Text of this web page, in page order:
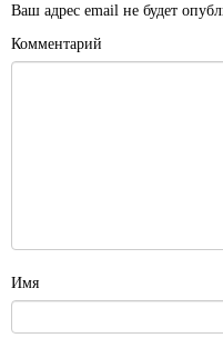
Ваш адрес email не будет
Комментарий
Имя